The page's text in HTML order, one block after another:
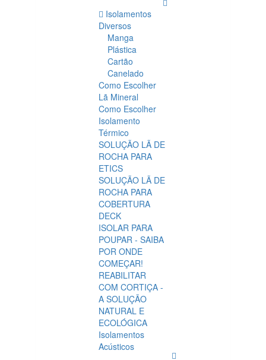
Isolamentos
Diversos
Manga
Plástica
Cartão
Canelado
Como Escolher
Lã Mineral
Como Escolher
Isolamento
Térmico
SOLUÇÃO LÃ DE
ROCHA PARA
ETICS
SOLUÇÃO LÃ DE
ROCHA PARA
COBERTURA
DECK
ISOLAR PARA
POUPAR - SAIBA
POR ONDE
COMEÇAR!
REABILITAR
COM CORTIÇA -
A SOLUÇÃO
NATURAL E
ECOLÓGICA
Isolamentos
Acústicos